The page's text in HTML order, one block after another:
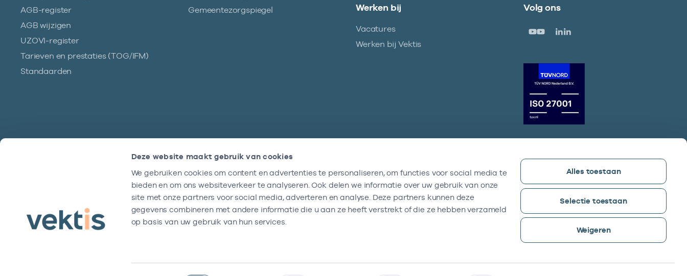
Deze website maakt gebruik van cookies
We gebruiken cookies om content en advertenties te personaliseren, om functies voor social media te
bieden en om ons websiteverkeer te analyseren. Ook delen we informatie over uw gebruik van onze
site met onze partners voor social media, adverteren en analyse. Deze partners kunnen deze
gegevens combineren met andere informatie die u aan ze heeft verstrekt of die ze hebben verzameld
op basis van uw gebruik van hun services.
Alles toestaan
Selectie toestaan
Weigeren
AGB-register
AGB wijzigen
UZOVI-register
Tarieven en prestaties (TOG/IFM)
Standaarden
Gemeentezorgspiegel
Werken bij
Vacatures
Werken bij Vektis
Volg ons
We zijn doordeweeks bereikbaar tussen
Nieuwsbrief
Altijd op de hoogte blijven van al onze
nieuwtjes? Schrijf je nu in.
Vektis bezoekadres
Sparrenheuvel 18, Gebouw B,
3708 JE Zeist